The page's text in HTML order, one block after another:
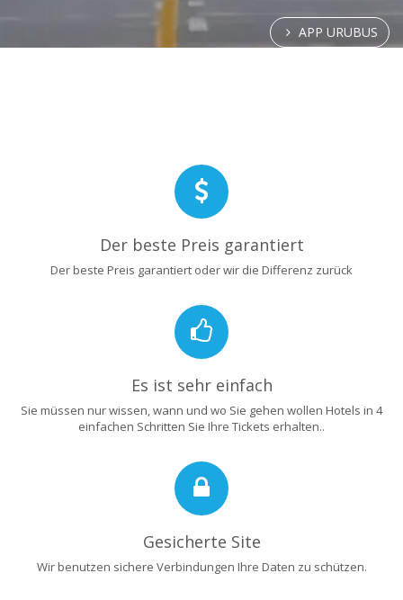
APP URUBUS
Der beste Preis garantiert
Der beste Preis garantiert oder wir die Differenz zurück
Es ist sehr einfach
Sie müssen nur wissen, wann und wo Sie gehen wollen Hotels in 4
einfachen Schritten Sie Ihre Tickets erhalten..
Gesicherte Site
Wir benutzen sichere Verbindungen Ihre Daten zu schützen.